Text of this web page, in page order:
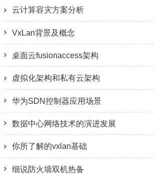
云计算容灾方案分析
VxLan背景及概念
桌面云fusionaccess架构
虚拟化架构和私有云架构
华为SDN控制器应用场景
数据中心网络技术的演进发展
你所了解的vxlan基础
细说防火墙双机热备